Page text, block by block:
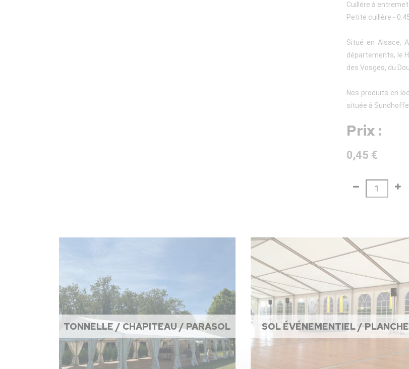
Cuillère à
Petite cuillère -
Situé en Alsace,
départements, le
des Vosges, du
Nos produits en
située à
Prix :
0,45 €
TONNELLE / CHAPITEAU / PARASOL SOL ÉVÉNEMENTIEL /